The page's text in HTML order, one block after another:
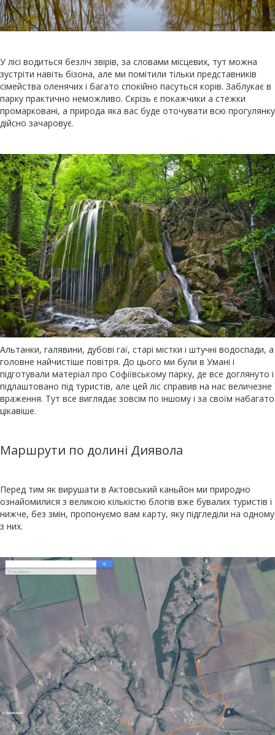
У лісі водиться безліч звірів, за словами місцевих, тут можна
зустріти навіть бізона, але ми помітили тільки представників
сімейства оленячих і багато спокійно пасуться корів. Заблукає в
парку практично неможливо. Скрізь є покажчики а стежки
промарковані, а природа яка вас буде оточувати всю прогулянку
дійсно зачаровує.
Альтанки, галявини, дубові гаї, старі містки і штучні водоспади, а
головне найчистіше повітря. До цього ми були в Умані і
підготували матеріал про Софіївському парку, де все доглянуто і
підлаштовано під туристів, але цей ліс справив на нас величезне
враження. Тут все виглядає зовсім по іншому і за своїм набагато
цікавіше.
Маршрути по долині Диявола
Перед тим як вирушати в Актовський каньйон ми природно
ознайомилися з великою кількістю блогів вже бувалих туристів і
нижче, без змін, пропонуємо вам карту, яку підгледіли на одному
з них.